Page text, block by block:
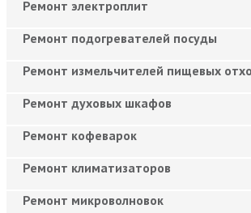
Ремонт электроплит
Ремонт подогревателей посуды
Ремонт измельчителей пищевых
Ремонт духовых шкафов
Ремонт кофеварок
Ремонт климатизаторов
Ремонт микроволновок